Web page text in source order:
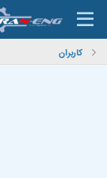
کاربران